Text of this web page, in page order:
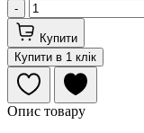
-
Купити
Купити в 1 клік
Опис товару